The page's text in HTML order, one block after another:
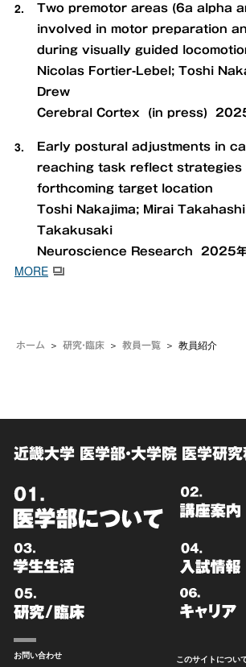
ホーム 研究・臨床 教員一覧 教員紹介
Two premotor areas (6a alpha
involved in motor preparation
during visually guided
Nicolas Fortier-Lebel; Toshi
Drew
Cerebral Cortex (in press) 2025
Early postural adjustments in
reaching task reflect strategies
forthcoming target location
Toshi Nakajima; Mirai
Takakusaki
Neuroscience Research 2025年
MORE
近畿大学 医学部・大学院 医学研究
お問い合わせ このサイトについ